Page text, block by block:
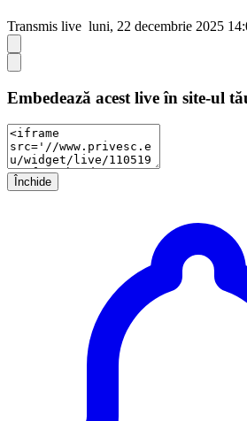
Transmis live luni, 22 decembrie 2025
Embedează acest live în site-ul
Închide